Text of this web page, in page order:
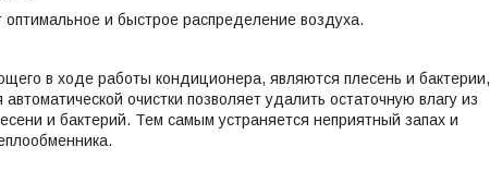
и быстрое распределение воздуха.
в ходе работы кондиционера, являются плесень и бактерии,
очистки позволяет удалить остаточную влагу из
и бактерий. Тем самым устраняется неприятный запах и